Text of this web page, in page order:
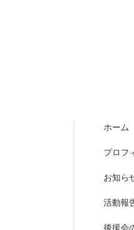
ホーム
プロフ
お知ら
活動報
後援会